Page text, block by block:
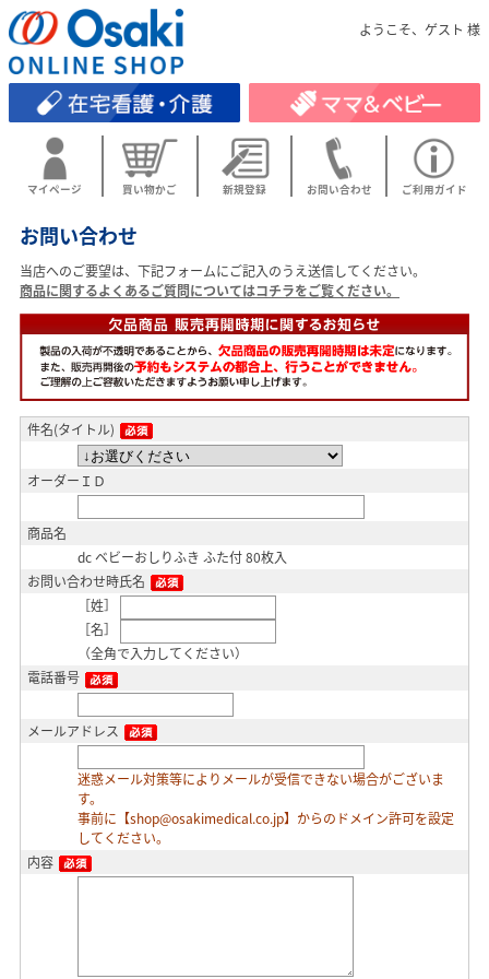
ようこそ、ゲスト 様
マイページ 買い物かご 新規登録 お問い合わせ ご利用ガイド
お問い合わせ
当店へのご要望は、下記フォームにご記入のうえ送信してください。
商品に関するよくあるご質問についてはコチラをご覧ください。
件名(タイトル)
オーダーＩＤ
商品名
dc ベビーおしりふき ふた付 80枚入
お問い合わせ時氏名
［姓］
［名］
（全角で入力してください）
電話番号
メールアドレス
迷惑メール対策等によりメールが受信できない場合がございま
す。
事前に【shop@osakimedical.co.jp】からのドメイン許可を設定
してください。
内容